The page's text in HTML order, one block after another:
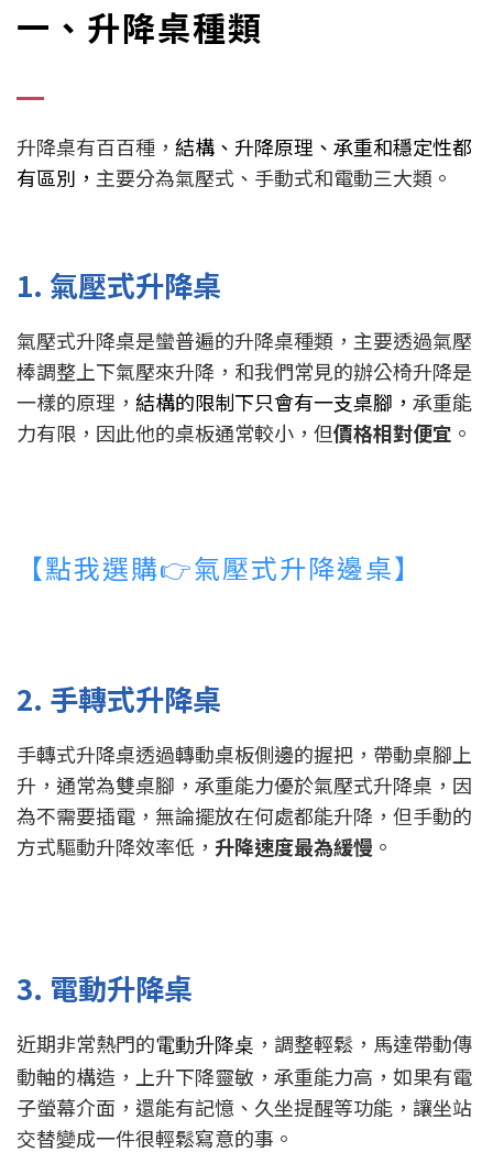
一、升降桌種類
升降桌有百百種， 結構、升降原理、承重和穩定性都
有區別， 主要分為氣壓式、手動式和電動三大類。
1. 氣壓式升降桌
氣壓式升降桌是蠻普遍的升降桌種類，主要透過氣壓
棒調整上下氣壓來升降，和我們常見的辦公椅升降是
一樣的原理， 結構的限制下只會有一支桌腳， 承重能
力有限，因此他的桌板通常較小，但價格相對便宜 。
【點我選購👉氣壓式升降邊桌】
2. 手轉式升降桌
手轉式升降桌透過轉動桌板側邊的握把，帶動桌腳上
升，通常為雙桌腳，承重能力優於氣壓式升降桌，因
為不需要插電，無論擺放在何處都能升降，但手動的
方式驅動升降效率低， 升降速度最為緩慢 。
3. 電動升降桌
近期非常熱門的電動升降桌 ，調整輕鬆，馬達帶動傳
動軸的構造，上升下降靈敏，承重能力高，如果有電
子螢幕介面，還能有記憶、久坐提醒等功能，讓坐站
交替變成一件很輕鬆寫意的事。